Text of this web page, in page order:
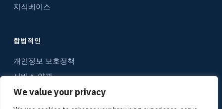
We value your privacy
지식베이스
합법적인
개인정보 보호정책
서비스 약관
연락하다